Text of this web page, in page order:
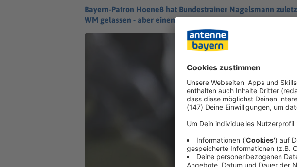
Bayern-Patron Hoeneß hat Bundestrainer Nagelsmann
WM gelassen - aber einen Vorwurf kontert er sehr deutlich.